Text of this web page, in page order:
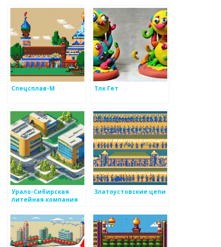
Спецсплав-М Тлк Гет
Урало-Сибирская
литейная компания
Златоустовские цепи